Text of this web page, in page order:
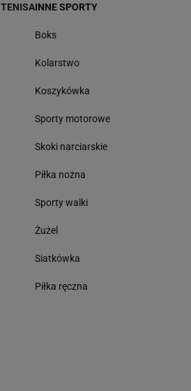
INNE SPORTY
Boks
Kolarstwo
Koszykówka
Sporty motorowe
Skoki narciarskie
Piłka nożna
Sporty walki
Żużel
Siatkówka
Piłka ręczna